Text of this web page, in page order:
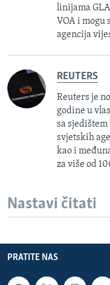
linijama
VOA i mogu
agencija
REUTERS
Reuters je
godine u
sa sjedištem
svjetskih
kao i
za više od
Nastavi čitati
PRATITE NAS